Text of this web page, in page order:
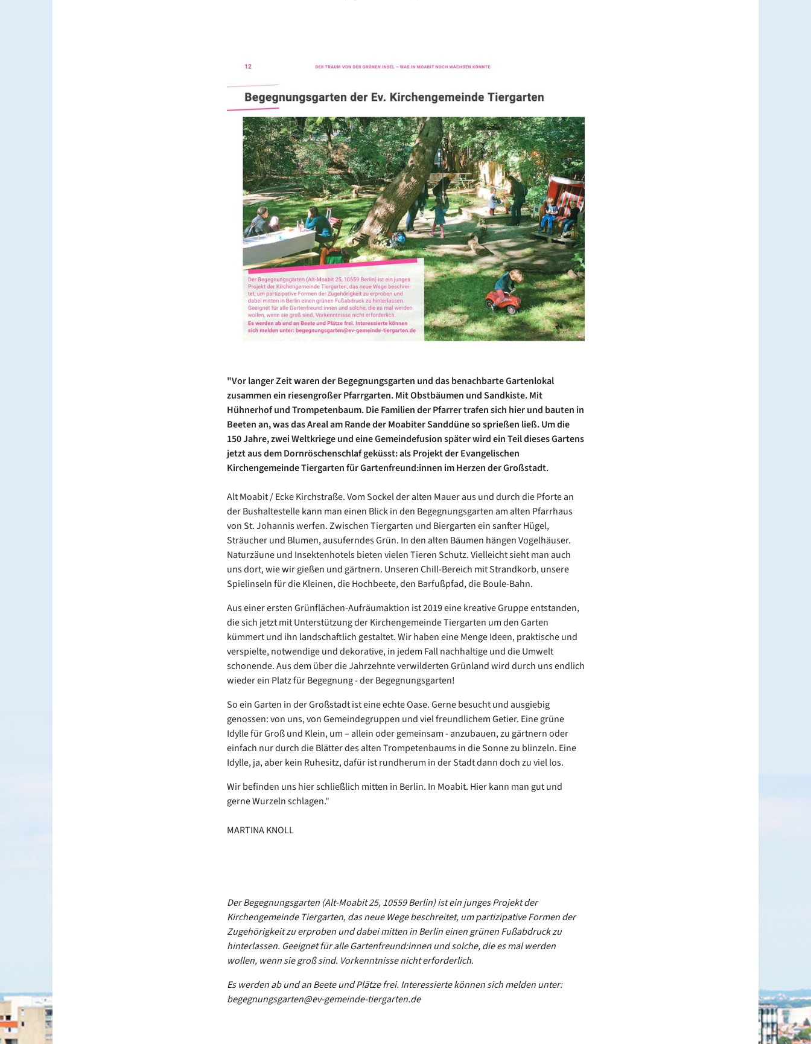
"Vor langer Zeit waren der Begegnungsgarten und das benachbarte Gartenlokal
zusammen ein riesengroßer Pfarrgarten. Mit Obstbäumen und Sandkiste. Mit
Hühnerhof und Trompetenbaum. Die Familien der Pfarrer trafen sich hier und bauten in
Beeten an, was das Areal am Rande der Moabiter Sanddüne so sprießen ließ. Um die
150 Jahre, zwei Weltkriege und eine Gemeindefusion später wird ein Teil dieses Gartens
jetzt aus dem Dornröschenschlaf geküsst: als Projekt der Evangelischen
Kirchengemeinde Tiergarten für Gartenfreund:innen im Herzen der Großstadt.
Alt Moabit / Ecke Kirchstraße. Vom Sockel der alten Mauer aus und durch die Pforte an
der Bushaltestelle kann man einen Blick in den Begegnungsgarten am alten Pfarrhaus
von St. Johannis werfen. Zwischen Tiergarten und Biergarten ein sanfter Hügel,
Sträucher und Blumen, ausuferndes Grün. In den alten Bäumen hängen Vogelhäuser.
Naturzäune und Insektenhotels bieten vielen Tieren Schutz. Vielleicht sieht man auch
uns dort, wie wir gießen und gärtnern. Unseren Chill-Bereich mit Strandkorb, unsere
Spielinseln für die Kleinen, die Hochbeete, den Barfußpfad, die Boule-Bahn.
Aus einer ersten Grünflächen-Aufräumaktion ist 2019 eine kreative Gruppe entstanden,
die sich jetzt mit Unterstützung der Kirchengemeinde Tiergarten um den Garten
kümmert und ihn landschaftlich gestaltet. Wir haben eine Menge Ideen, praktische und
verspielte, notwendige und dekorative, in jedem Fall nachhaltige und die Umwelt
schonende. Aus dem über die Jahrzehnte verwilderten Grünland wird durch uns endlich
wieder ein Platz für Begegnung - der Begegnungsgarten!
So ein Garten in der Großstadt ist eine echte Oase. Gerne besucht und ausgiebig
genossen: von uns, von Gemeindegruppen und viel freundlichem Getier. Eine grüne
Idylle für Groß und Klein, um – allein oder gemeinsam - anzubauen, zu gärtnern oder
einfach nur durch die Blätter des alten Trompetenbaums in die Sonne zu blinzeln. Eine
Idylle, ja, aber kein Ruhesitz, dafür ist rundherum in der Stadt dann doch zu viel los.
Wir befinden uns hier schließlich mitten in Berlin. In Moabit. Hier kann man gut und
gerne Wurzeln schlagen."
MARTINA KNOLL
Der Begegnungsgarten (Alt-Moabit 25, 10559 Berlin) ist ein junges Projekt der
Kirchengemeinde Tiergarten, das neue Wege beschreitet, um partizipative Formen der
Zugehörigkeit zu erproben und dabei mitten in Berlin einen grünen Fußabdruck zu
hinterlassen. Geeignet für alle Gartenfreund:innen und solche, die es mal werden
wollen, wenn sie groß sind. Vorkenntnisse nicht erforderlich.
Es werden ab und an Beete und Plätze frei. Interessierte können sich melden unter:
begegnungsgarten@ev-gemeinde-tiergarten.de